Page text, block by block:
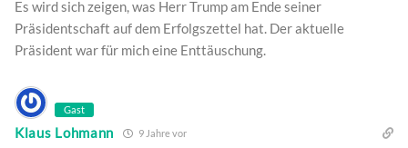
Es wird sich zeigen, was Herr Trump am Ende seiner
Präsidentschaft auf dem Erfolgszettel hat. Der aktuelle
Präsident war für mich eine Enttäuschung.
Gast
Klaus Lohmann 9 Jahre vor